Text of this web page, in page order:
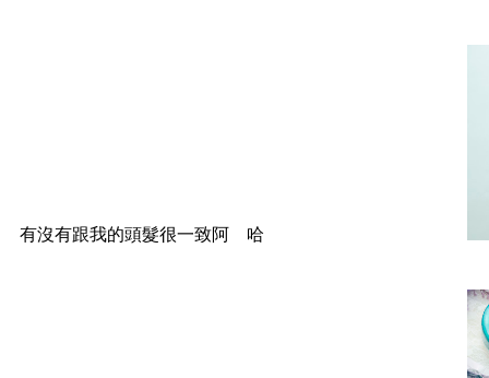
有沒有跟我的頭髮很一致阿 哈